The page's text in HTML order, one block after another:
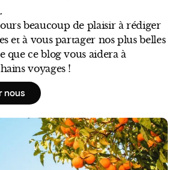
beaucoup de plaisir à rédiger
et à vous partager nos plus belles
que ce blog vous aidera à
voyages !
nous